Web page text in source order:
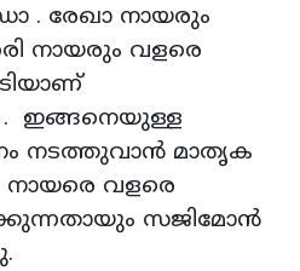
. രേഖാ നായരും
നായരും വളരെ
. ഇങ്ങനെയുള്ള
നടത്തുവാൻ മാതൃക
നായരെ വളരെ
സജിമോൻ